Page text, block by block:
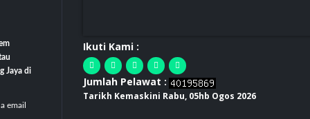
Jaya di
email
Ikuti Kami :
Jumlah Pelawat :
Tarikh Kemaskini Rabu, 05hb Ogos 2026